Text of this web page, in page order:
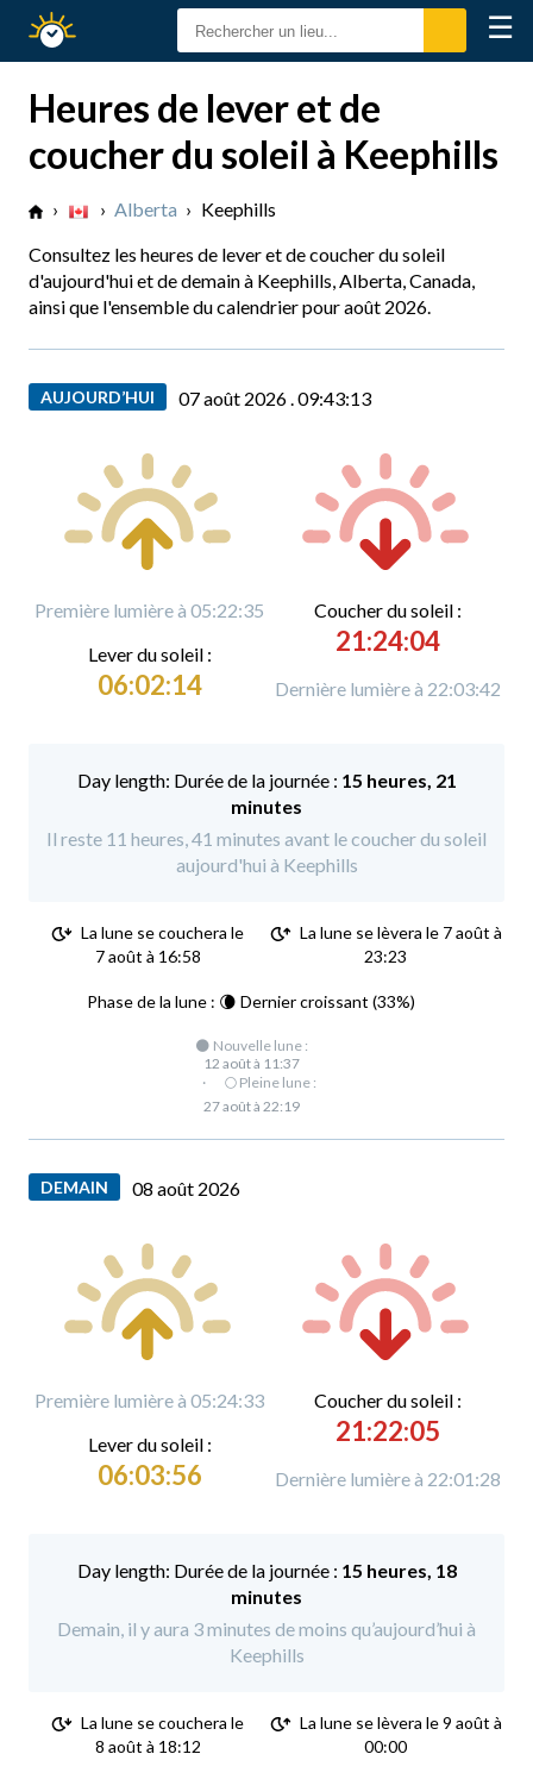
Calendrier
Solaire
☰
Heures de lever et de
coucher du soleil à Keephills
› › Alberta › Keephills
Consultez les heures de lever et de coucher du soleil
d'aujourd'hui et de demain à Keephills, Alberta, Canada,
ainsi que l'ensemble du calendrier pour août 2026.
AUJOURD’HUI 07 août 2026 .09:43:14
Première lumière à 05:22:35
Lever du soleil :
06:02:14
Coucher du soleil :
21:24:04
Dernière lumière à 22:03:42
Durée de la journée : 15 heures, 21
minutes
Il reste 11 heures, 41 minutes avant le coucher du soleil
aujourd'hui à Keephills
La lune se couchera le
7 août à 16:58
La lune se lèvera le 7 août à
23:23
Phase de la lune : 🌘 Dernier croissant (33%)
🌑 Nouvelle lune :
12 août à 11:37
·
🌕 Pleine lune :
27 août à 22:19
DEMAIN 08 août 2026
Première lumière à 05:24:33
Lever du soleil :
06:03:56
Coucher du soleil :
21:22:05
Dernière lumière à 22:01:28
Durée de la journée : 15 heures, 18
minutes
Demain, il y aura 3 minutes de moins qu’aujourd’hui à
Keephills
La lune se couchera le
8 août à 18:12
La lune se lèvera le 9 août à
00:00